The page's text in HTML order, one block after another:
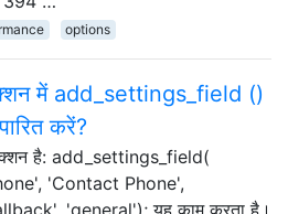
options
में add_settings_field ()
करें?
है: add_settings_field(
'Contact Phone',
'general'); यह काम करता है।